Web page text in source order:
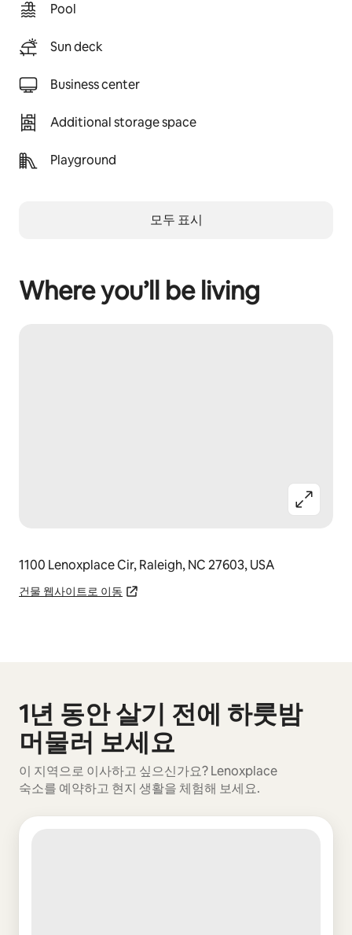
Pool
Sun deck
Business center
Additional storage space
Playground
모두 표시
Where you’ll be living
1100 Lenoxplace Cir, Raleigh, NC 27603, USA
건물 웹사이트로 이동
1년 동안 살기 전에 하룻밤
머물러 보세요
이 지역으로 이사하고 싶으신가요? Lenoxplace
숙소를 예약하고 현지 생활을 체험해 보세요.
0개 중 0개 표시됨